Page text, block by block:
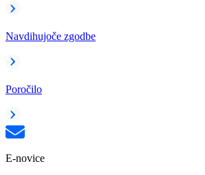
Navdihujoče zgodbe
Poročilo
E-novice